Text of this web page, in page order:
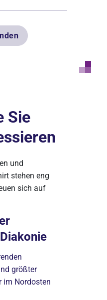
Sie
größter
im Nordosten